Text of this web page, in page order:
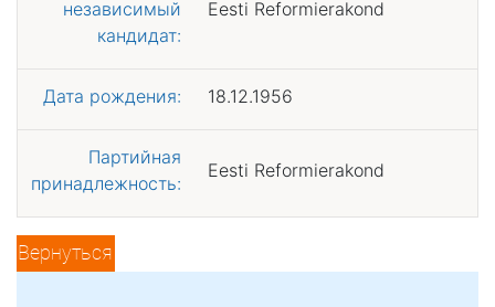
независимый
кандидат:
Eesti Reformierakond
Дата рождения: 18.12.1956
Партийная
принадлежность:
Eesti Reformierakond
Вернуться